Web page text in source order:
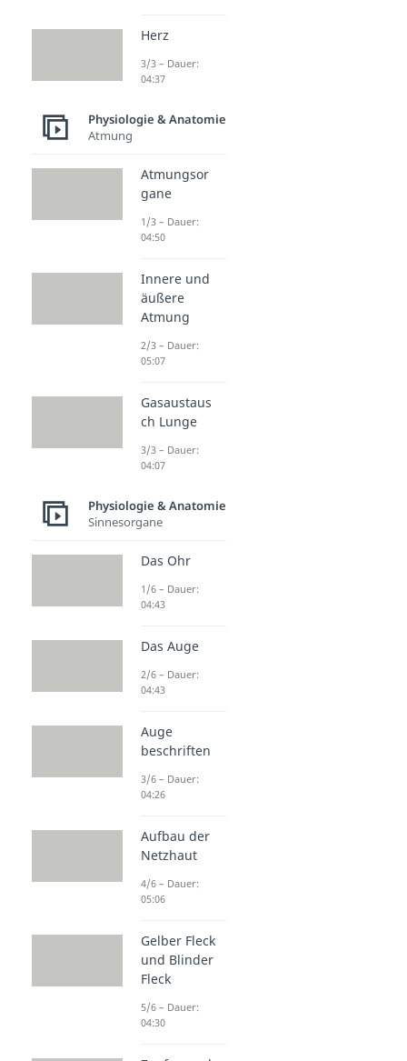
Herz
3/3 – Dauer:
04:37
Physiologie & Anatomie
Atmung
Atmungsor
gane
1/3 – Dauer:
04:50
Innere und
äußere
Atmung
2/3 – Dauer:
05:07
Gasaustaus
ch Lunge
3/3 – Dauer:
04:07
Physiologie & Anatomie
Sinnesorgane
Das Ohr
1/6 – Dauer:
04:43
Das Auge
2/6 – Dauer:
04:43
Auge
beschriften
3/6 – Dauer:
04:26
Aufbau der
Netzhaut
4/6 – Dauer:
05:06
Gelber Fleck
und Blinder
Fleck
5/6 – Dauer:
04:30